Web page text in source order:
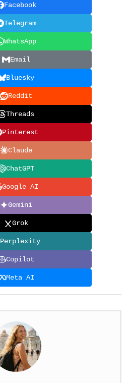
Facebook
Telegram
WhatsApp
Email
Bluesky
Reddit
Threads
Pinterest
Claude
ChatGPT
Google AI
Gemini
Grok
Perplexity
Copilot
Meta AI